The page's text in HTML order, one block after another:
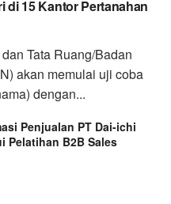
di 15 Kantor Pertanahan
Tata Ruang/Badan
akan memulai uji coba
dengan...
Penjualan PT Dai-ichi
Pelatihan B2B Sales